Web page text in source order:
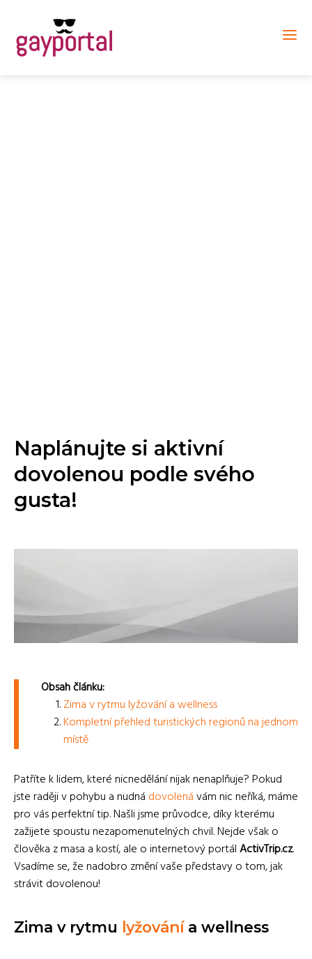
Naplánujte si aktivní
dovolenou podle svého
gusta!
Obsah článku:
Zima v rytmu lyžování a wellness
Kompletní přehled turistických regionů na jednom
místě
Patříte k lidem, které nicnedělání nijak nenaplňuje? Pokud
jste raději v pohybu a nudná dovolenávám nic neříká, máme
pro vás perfektní tip. Našli jsme průvodce, díky kterému
zažijete spoustu nezapomenutelných chvil. Nejde však o
člověka z masa a kostí, ale o internetový portálActivTrip.cz.
Vsadíme se, že nadobro změní vaše představy o tom, jak
strávit dovolenou!
Zima v rytmu lyžovánía wellness